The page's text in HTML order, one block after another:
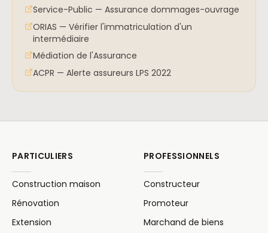
Service-Public — Assurance dommages-ouvrage
ORIAS — Vérifier l'immatriculation d'un
intermédiaire
Médiation de l'Assurance
ACPR — Alerte assureurs LPS 2022
PARTICULIERS
Construction maison
Rénovation
Extension
PROFESSIONNELS
Constructeur
Promoteur
Marchand de biens